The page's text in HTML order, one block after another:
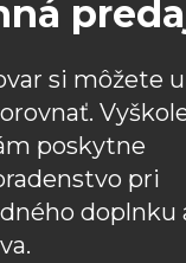
si môžete
poskytne
pri
doplnku